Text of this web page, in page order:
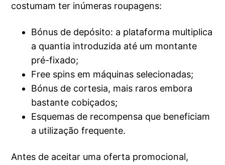
costumam ter inúmeras roupagens:
Bónus de depósito: a plataforma multiplica
a quantia introduzida até um montante
pré-fixado;
Free spins em máquinas selecionadas;
Bónus de cortesia, mais raros embora
bastante cobiçados;
Esquemas de recompensa que beneficiam
a utilização frequente.
Antes de aceitar uma oferta promocional,